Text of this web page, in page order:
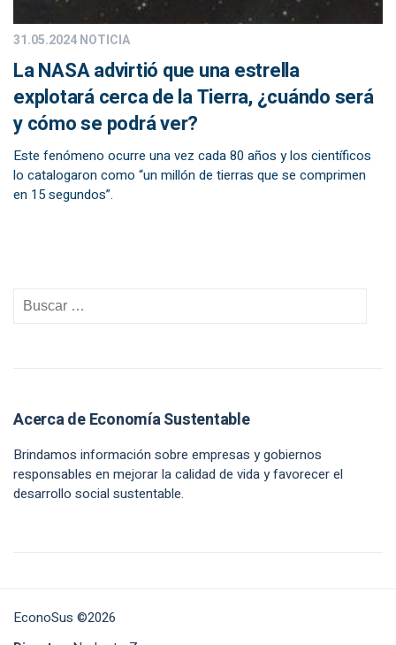
31.05.2024NOTICIA
La NASA advirtió que una estrella
explotará cerca de la Tierra, ¿cuándo será
y cómo se podrá ver?
Este fenómeno ocurre una vez cada 80 años y los científicos
lo catalogaron como “un millón de tierras que se comprimen
en 15 segundos”.
Acerca de Economía Sustentable
Brindamos información sobre empresas y gobiernos
responsables en mejorar la calidad de vida y favorecer el
desarrollo social sustentable.
EconoSus ©2026